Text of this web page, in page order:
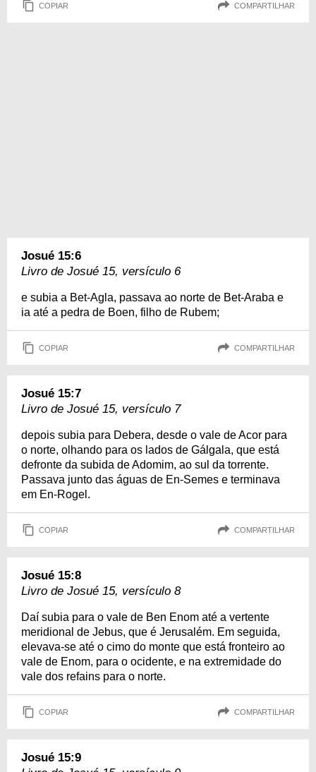
COPIAR COMPARTILHAR
Josué 15:6
Livro de Josué 15, versículo 6
e subia a Bet-Agla, passava ao norte de Bet-Araba e
ia até a pedra de Boen, filho de Rubem;
COPIAR COMPARTILHAR
Josué 15:7
Livro de Josué 15, versículo 7
depois subia para Debera, desde o vale de Acor para
o norte, olhando para os lados de Gálgala, que está
defronte da subida de Adomim, ao sul da torrente.
Passava junto das águas de En-Semes e terminava
em En-Rogel.
COPIAR COMPARTILHAR
Josué 15:8
Livro de Josué 15, versículo 8
Daí subia para o vale de Ben Enom até a vertente
meridional de Jebus, que é Jerusalém. Em seguida,
elevava-se até o cimo do monte que está fronteiro ao
vale de Enom, para o ocidente, e na extremidade do
vale dos refains para o norte.
COPIAR COMPARTILHAR
Josué 15:9